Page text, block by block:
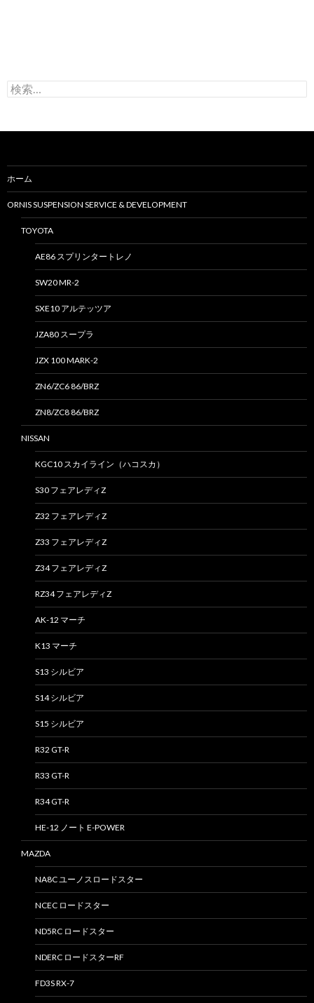
検
索
ホーム
ORNIS SUSPENSION SERVICE & DEVELOPMENT
TOYOTA
AE86 スプリンタートレノ
SW20 MR-2
SXE10 アルテッツア
JZA80 スープラ
JZX 100 MARK-2
ZN6/ZC6 86/BRZ
ZN8/ZC8 86/BRZ
NISSAN
KGC10 スカイライン（ハコスカ）
S30 フェアレディZ
Z32 フェアレディZ
Z33 フェアレディZ
Z34 フェアレディZ
RZ34 フェアレディZ
AK-12 マーチ
K13 マーチ
S13 シルビア
S14 シルビア
S15 シルビア
R32 GT-R
R33 GT-R
R34 GT-R
HE-12 ノート E-POWER
MAZDA
NA8C ユーノスロードスター
NCEC ロードスター
ND5RC ロードスター
NDERC ロードスターRF
FD3S RX-7